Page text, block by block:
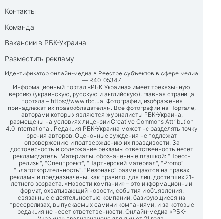
Контакты
Команда
Вакансии в РБК-Украина
Разместить рекламу
Идентификатор онлайн-медиа в Реестре субъектов в сфере медиа
— R40-05347
Информационный портал «РБК-Украина» имеет трехязычную
версию (украинскую, русскую и английскую), главная страница
портала – https://www.rbc.ua. Фотографии, изображения
принадлежат их правообладателям. Все фотографии на Портале,
авторами которых являются журналисты РБК-Украина,
размещены на условиях лицензии Creative Commons Attribution
4.0 International. Редакция РБК-Украина может не разделять точку
зрения авторов. Оценочные суждения не подлежат
опровержению и подтверждению их правдивости. За
достоверность и содержание рекламы ответственность несет
рекламодатель. Материалы, обозначенные плашкой: "Пресс-
релизы", "Спецпроект", "Партнерский материал", "Promo",
"Благотворительность", "Резонанс" размещаются на правах
рекламы и предназначены, как правило, для лиц, достигших 21-
летнего возраста. «Новости компании» – это информационный
формат, охватывающий новости, события и объявления,
связанные с деятельностью компаний, базирующиеся на
прессрелизах, выпускаемых самими компаниями, и за которые
редакция не несет ответственности. Онлайн-медиа «РБК-